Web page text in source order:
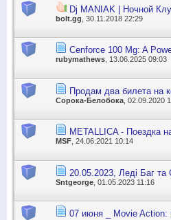
Dj MANIAK | Ночной
bolt.gg , 30.11.2018 22:29
Cenforce 100 Mg: A
rubymathews , 13.06.2025 09:03
Продам два билета на
Сорока-Белобока , 02.09.2020
METALLICA - Поездка
MSF , 24.06.2021 10:14
20.05.2023, Леді Баг та
Sntgeorge , 01.05.2023 11:16
07 июня _ Movie Action: